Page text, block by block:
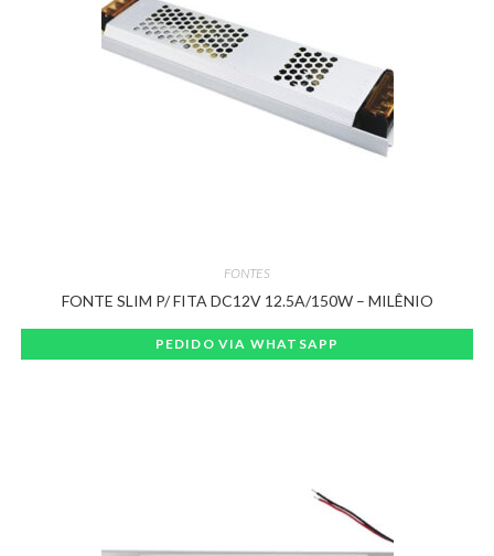
FONTES
FONTE SLIM P/ FITA DC12V 12.5A/150W – MILÊNIO
PEDIDO VIA WHATSAPP